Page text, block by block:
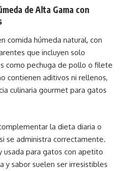
de Alta Gama con
comida húmeda natural, con
que incluyen solo
como pechuga de pollo o filete
contienen aditivos ni rellenos,
culinaria gourmet para gatos
la dieta diaria o
se administra correctamente.
usada para gatos con apetito
y sabor suelen ser irresistibles